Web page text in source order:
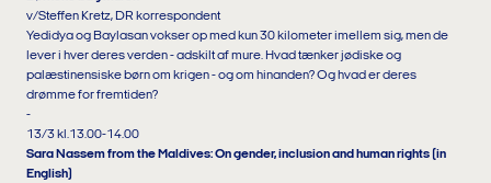
v/Steffen Kretz, DR korrespondent
Yedidya og Baylasan vokser op med kun 30 kilometer imellem sig, men de
lever i hver deres verden - adskilt af mure. Hvad tænker jødiske og
palæstinensiske børn om krigen - og om hinanden? Og hvad er deres
drømme for fremtiden?
-
13/3 kl.13.00-14.00
Sara Nassem from the Maldives: On gender, inclusion and human rights (in
English)